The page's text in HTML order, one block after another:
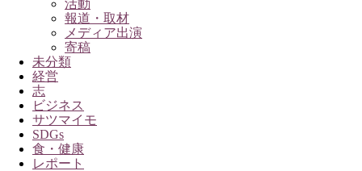
活動
報道・取材
メディア出演
寄稿
未分類
経営
志
ビジネス
サツマイモ
SDGs
食・健康
レポート